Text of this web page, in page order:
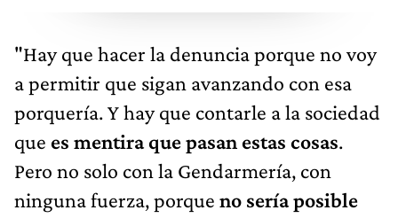
"Hay que hacer la denuncia porque no voy
a permitir que sigan avanzando con esa
porquería. Y hay que contarle a la sociedad
que es mentira que pasan estas cosas.
Pero no solo con la Gendarmería, con
ninguna fuerza, porque no sería posible